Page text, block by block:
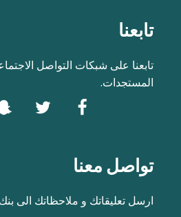
تابعنا
تابعنا على شبكات التواصل
المستجدات.
تواصل معنا
ارسل تعليقاتك و ملاحظاتك الى بنك